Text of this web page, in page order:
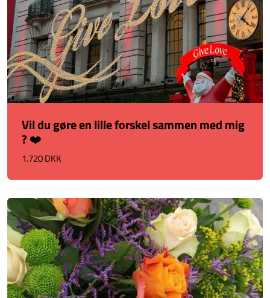
Vil du gøre en lille forskel sammen med mig
? ❤️
1.720 DKK